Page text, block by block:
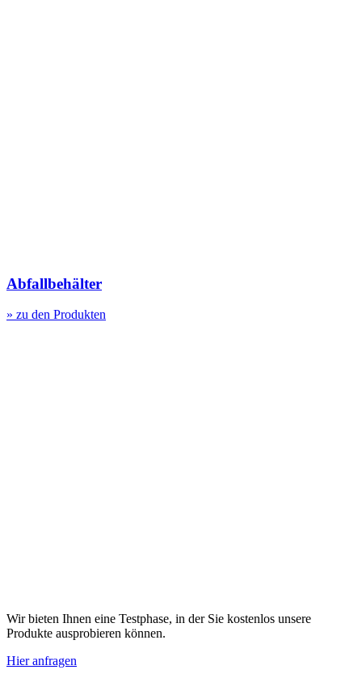
Abfallbehälter
» zu den Produkten
Wir bieten Ihnen eine Testphase, in der Sie kostenlos unsere
Produkte ausprobieren können.
Hier anfragen